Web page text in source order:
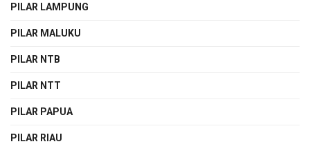
PILAR LAMPUNG
PILAR MALUKU
PILAR NTB
PILAR NTT
PILAR PAPUA
PILAR RIAU